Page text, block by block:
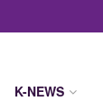
K-NEWS